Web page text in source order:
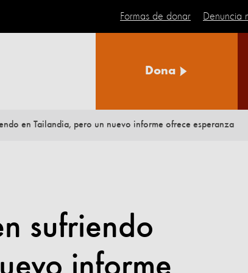
Formas de donar Denuncia
Dona
en Tailandia, pero un nuevo informe ofrece esperanza
sufriendo